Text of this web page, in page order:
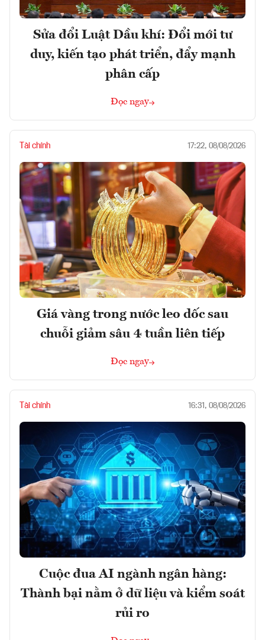
Sửa đổi Luật Dầu khí: Đổi mới tư
duy, kiến tạo phát triển, đẩy mạnh
phân cấp
Đọc ngay
Tài chính 17:22, 08/08/2026
Giá vàng trong nước leo dốc sau
chuỗi giảm sâu 4 tuần liên tiếp
Đọc ngay
Tài chính 16:31, 08/08/2026
Cuộc đua AI ngành ngân hàng:
Thành bại nằm ở dữ liệu và kiểm soát
rủi ro